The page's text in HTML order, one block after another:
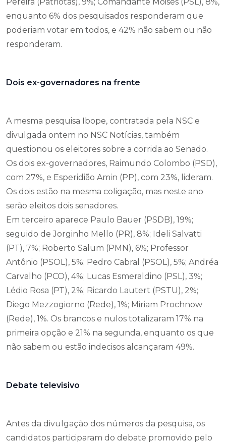
enquanto 6% dos pesquisados responderam que
poderiam votar em todos, e 42% não sabem ou não
responderam.
Dois ex-governadores na frente
A mesma pesquisa Ibope, contratada pela NSC e
divulgada ontem no NSC Notícias, também
questionou os eleitores sobre a corrida ao Senado.
Os dois ex-governadores, Raimundo Colombo (PSD),
com 27%, e Esperidião Amin (PP), com 23%, lideram.
Os dois estão na mesma coligação, mas neste ano
serão eleitos dois senadores.
Em terceiro aparece Paulo Bauer (PSDB), 19%;
seguido de Jorginho Mello (PR), 8%; Ideli Salvatti
(PT), 7%; Roberto Salum (PMN), 6%; Professor
Antônio (PSOL), 5%; Pedro Cabral (PSOL), 5%; Andréa
Carvalho (PCO), 4%; Lucas Esmeraldino (PSL), 3%;
Lédio Rosa (PT), 2%; Ricardo Lautert (PSTU), 2%;
Diego Mezzogiorno (Rede), 1%; Miriam Prochnow
(Rede), 1%. Os brancos e nulos totalizaram 17% na
primeira opção e 21% na segunda, enquanto os que
não sabem ou estão indecisos alcançaram 49%.
Debate televisivo
Antes da divulgação dos números da pesquisa, os
candidatos participaram do debate promovido pelo